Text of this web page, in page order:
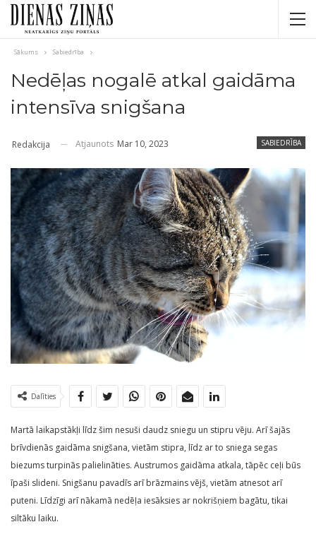
Sākums Sabiedrība
Nedēļas nogalē atkal gaidāma
intensīva snigšana
SABIEDRĪBA
Redakcija Atjaunots Mar 10, 2023
Dalīties
Martā laikapstākļi līdz šim nesuši daudz sniegu un stipru vēju. Arī šajās
brīvdienās gaidāma snigšana, vietām stipra, līdz ar to sniega segas
biezums turpinās palielināties. Austrumos gaidāma atkala, tāpēc ceļi būs
īpaši slideni. Snigšanu pavadīs arī brāzmains vējš, vietām atnesot arī
puteni. Līdzīgi arī nākamā nedēļa iesāksies ar nokrišņiem bagātu, tikai
siltāku laiku.